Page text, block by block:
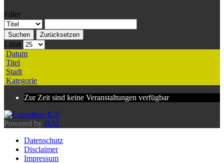
Filter
Suchen Zurücksetzen
Limit
Datum
Titel
Stadt
Kategorie
Zur Zeit sind keine Veranstaltungen verfügbar
Powered by JEM
Datenschutz
Disclaimer
Impressum